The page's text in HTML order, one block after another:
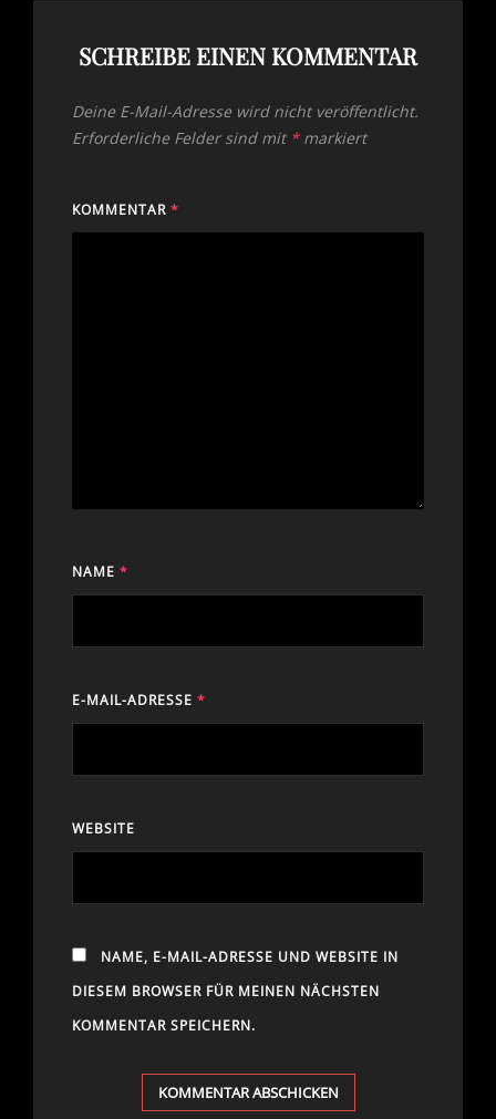
SCHREIBE EINEN KOMMENTAR
Deine E-Mail-Adresse wird nicht veröffentlicht.
Erforderliche Felder sind mit *markiert
KOMMENTAR *
NAME *
E-MAIL-ADRESSE *
WEBSITE
NAME, E-MAIL-ADRESSE UND WEBSITE IN
DIESEM BROWSER FÜR MEINEN NÄCHSTEN
KOMMENTAR SPEICHERN.